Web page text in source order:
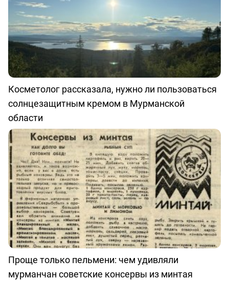
Косметолог рассказала, нужно ли пользоваться
солнцезащитным кремом в Мурманской
области
Проще только пельмени: чем удивляли
мурманчан советские консервы из минтая